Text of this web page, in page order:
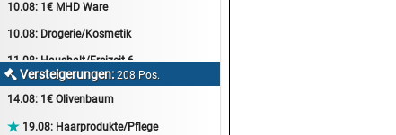
10.08: 1€ MHD Ware
10.08: Drogerie/Kosmetik
11.08:Haushalt/Freizeit 6
11.08:Motoröl Auktion
 Versteigerungen:208 Pos.
14.08: 1€ Olivenbaum
 19.08: Haarprodukte/Pflege